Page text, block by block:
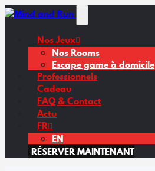
Nos Jeux
Nos Rooms
Escape game à domicile
Professionnels
Cadeau
FAQ & Contact
Actu
FR
EN
RÉSERVER MAINTENANT